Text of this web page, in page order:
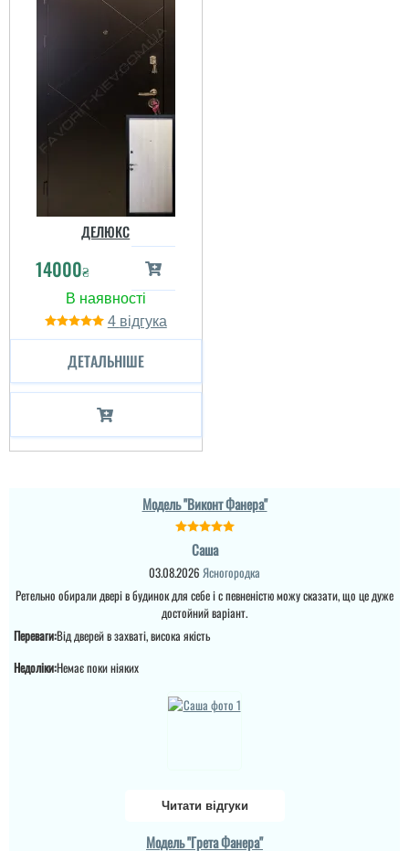
ДЕЛЮКС
14000₴
4
ДЕТАЛЬНІШЕ
Модель "Виконт Фанера"
Саша
03.08.2026 Ясногородка
Ретельно обирали двері в будинок для себе і с певненістю можу сказати, що це дуже
достойний варіант.
Переваги:Від дверей в захваті, висока якість
Недоліки:Немає поки ніяких
Читати відгуки
Модель "Грета Фанера"